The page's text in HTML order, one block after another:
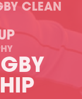
CLEAN